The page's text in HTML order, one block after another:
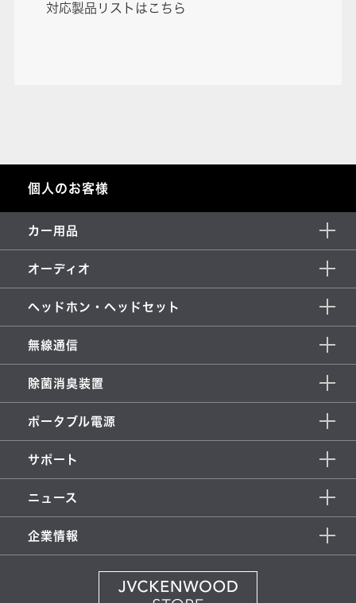
対応製品リストは こちら
個人のお客様
カー用品
オーディオ
ヘッドホン・ヘッドセット
無線通信
除菌消臭装置
ポータブル電源
サポート
ニュース
企業情報